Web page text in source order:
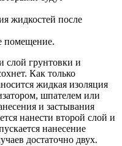
жидкостей после
помещение.
слой грунтовки и
Как только
жидкая изоляция
шпателем или
и застывания
нанести второй слой и
нанесение
достаточно двух.